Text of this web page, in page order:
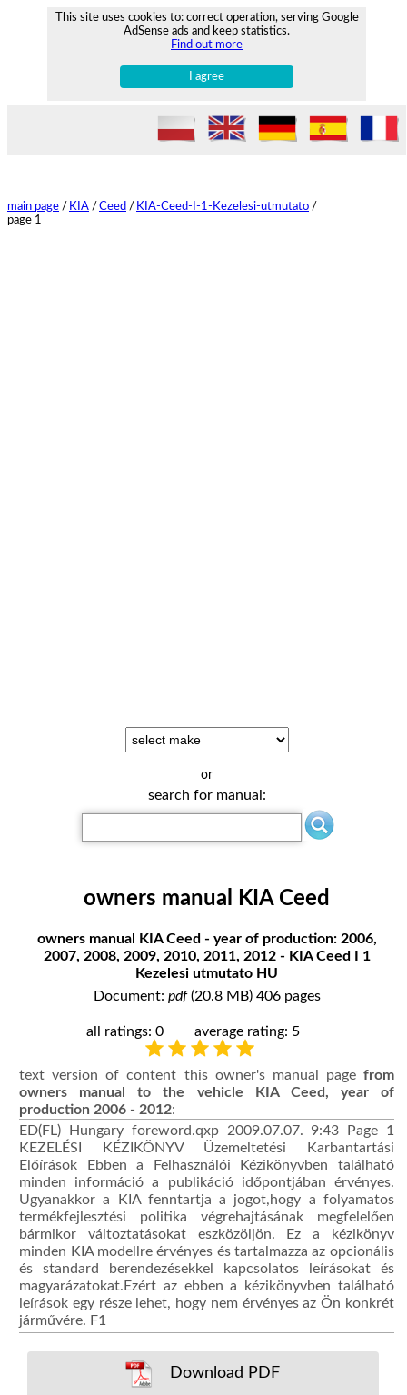
This site uses cookies to: correct operation, serving Google
AdSense ads and keep statistics.
Find out more
I agree
main page / KIA / Ceed / KIA-Ceed-I-1-Kezelesi-utmutato /
page 1
or
search for manual:
owners manual KIA Ceed
owners manual KIA Ceed - year of production: 2006,
2007, 2008, 2009, 2010, 2011, 2012 - KIA Ceed I 1
Kezelesi utmutato HU
Document: pdf(20.8 MB) 406 pages
all ratings: 0 average rating: 5
text version of content this owner's manual page from
owners manual to the vehicle KIA Ceed, year of
production 2006 - 2012:
ED(FL) Hungary foreword.qxp 2009.07.07. 9:43 Page 1
KEZELÉSI KÉZIKÖNYV Üzemeltetési Karbantartási
Előírások Ebben a Felhasználói Kézikönyvben található
minden információ a publikáció időpontjában érvényes.
Ugyanakkor a KIA fenntartja a jogot,hogy a folyamatos
termékfejlesztési politika végrehajtásának megfelelően
bármikor változtatásokat eszközöljön. Ez a kézikönyv
minden KIA modellre érvényes és tartalmazza az opcionális
és standard berendezésekkel kapcsolatos leírásokat és
magyarázatokat.Ezért az ebben a kézikönyvben található
leírások egy része lehet, hogy nem érvényes az Ön konkrét
járművére. F1
Download PDF